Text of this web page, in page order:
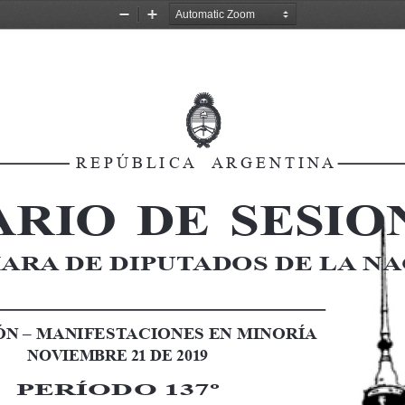
Zoom
Zoom
R E P Ú B L I C A
     A R G E N T I N A
R I O D E S E S I O
DE DIPUTADOS DE LA
– MANIFESTACIONES EN MINORÍA
NOVIEMBRE 21 DE 2019
PERÍODO 137º